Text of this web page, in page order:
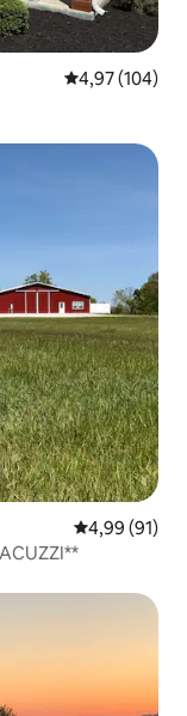
Évaluation
4,97 (104)
Évaluation
4,99 (91)